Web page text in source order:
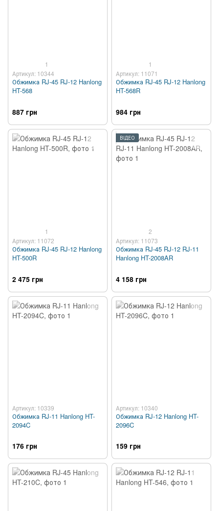
1
Артикул: 10344
Обжимка RJ-45 RJ-12 Hanlong
HT-568
887 грн
1
Артикул: 11071
Обжимка RJ-45 RJ-12 Hanlong
HT-568R
984 грн
1
Артикул: 11072
Обжимка RJ-45 RJ-12 Hanlong
HT-500R
2 475 грн
ВІДЕО
2
Артикул: 11073
Обжимка RJ-45 RJ-12 RJ-11
Hanlong HT-2008AR
4 158 грн
Артикул: 10339
Обжимка RJ-11 Hanlong HT-
2094C
176 грн
Артикул: 10340
Обжимка RJ-12 Hanlong HT-
2096C
159 грн